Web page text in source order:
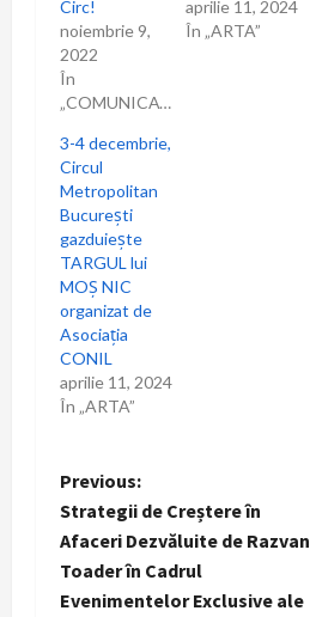
Circ!
noiembrie 9,
2022
În
„COMUNICAT”
aprilie 11, 2024
În „ARTA”
3-4 decembrie,
Circul
Metropolitan
București
gazduiește
TARGUL lui
MOȘ NIC
organizat de
Asociația
CONIL
aprilie 11, 2024
În „ARTA”
P
o
s
Previous:
Strategii de Creștere în
Afaceri Dezvăluite de Razvan
Toader în Cadrul
Evenimentelor Exclusive ale